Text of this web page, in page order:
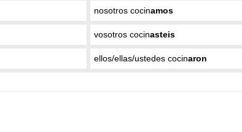
nosotros cocinamos
vosotros cocinasteis
ellos/ellas/ustedes cocinaron